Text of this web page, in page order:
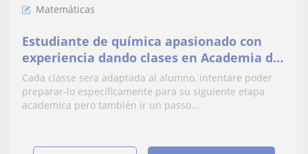
Matemáticas
Estudiante de química apasionado con
experiencia dando clases en Academia de
inglés
Cada classe sera adaptada al alumno, intentare poder
preparar-lo específicamente para su siguiente etapa
academica pero también ir un passo...